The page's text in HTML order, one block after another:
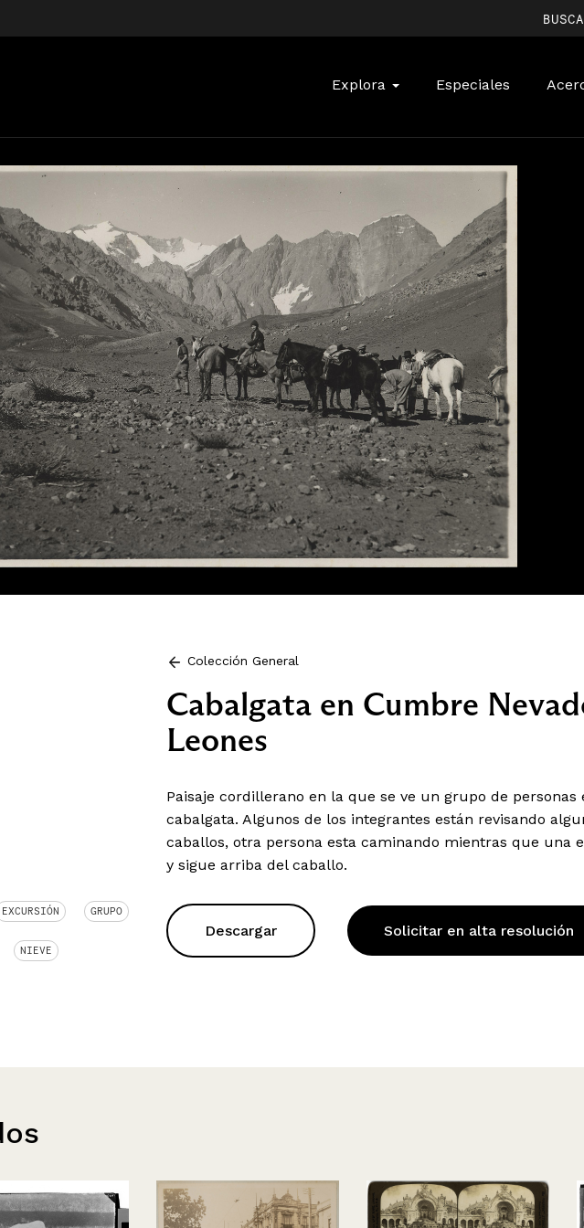
Explora Especiales
EXCURSIÓN GRUPO
NIEVE
Colección General
Cabalgata en Cumbre
Leones
Paisaje cordillerano en la que se ve un grupo de personas
cabalgata. Algunos de los integrantes están revisando
caballos, otra persona esta caminando mientras que una
y sigue arriba del caballo.
Descargar Solicitar en alta resolución